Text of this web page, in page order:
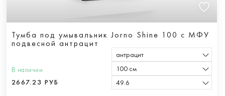
Тумба под умывальник Jorno Shine 100 с МФУ
подвесной антрацит
В наличии
2667.23 РУБ
антрацит
100 см
49.6